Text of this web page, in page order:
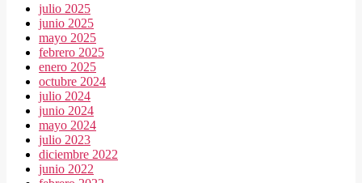
julio 2025
junio 2025
mayo 2025
febrero 2025
enero 2025
octubre 2024
julio 2024
junio 2024
mayo 2024
julio 2023
diciembre 2022
junio 2022